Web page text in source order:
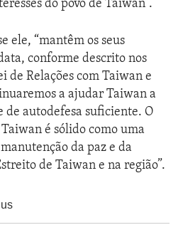
do povo de Taiwan”.
ele, “mantêm os seus
conforme descrito nos
de Relações com Taiwan e
a ajudar Taiwan a
de autodefesa suficiente. O
é sólido como uma
da paz e da
de Taiwan e na região”.